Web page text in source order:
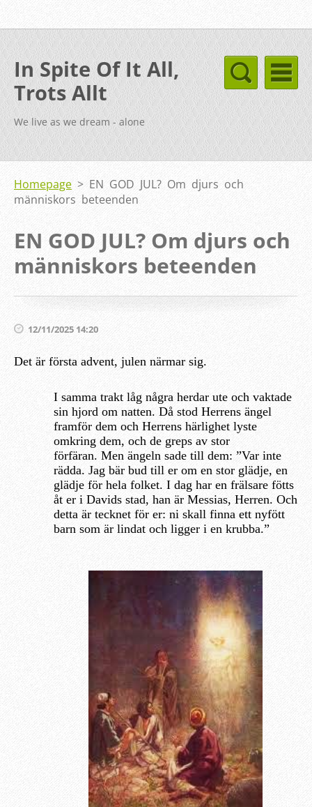
In Spite Of It All,
Trots Allt
We live as we dream - alone
Homepage > EN GOD JUL? Om djurs och
människors beteenden
EN GOD JUL? Om djurs och
människors beteenden
12/11/2025 14:20
Det är första advent, julen närmar sig.
I samma trakt låg några herdar ute och vaktade
sin hjord om natten. Då stod Herrens ängel
framför dem och Herrens härlighet lyste
omkring dem, och de greps av stor
förfäran. Men ängeln sade till dem: ”Var inte
rädda. Jag bär bud till er om en stor glädje, en
glädje för hela folket. I dag har en frälsare fötts
åt er i Davids stad, han är Messias, Herren. Och
detta är tecknet för er: ni skall finna ett nyfött
barn som är lindat och ligger i en krubba.”